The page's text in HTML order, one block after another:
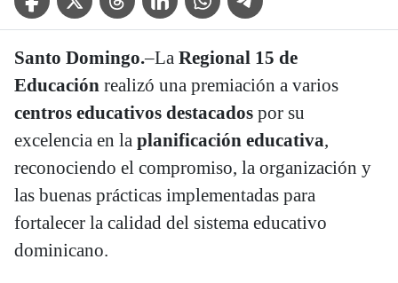
Santo Domingo.–La Regional 15 de
Educación realizó una premiación a varios
centros educativos destacados por su
excelencia en la planificación educativa,
reconociendo el compromiso, la organización y
las buenas prácticas implementadas para
fortalecer la calidad del sistema educativo
dominicano.